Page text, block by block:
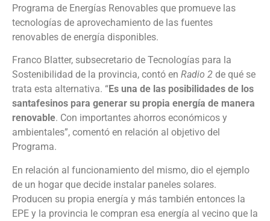
Programa de Energías Renovables que promueve las
tecnologías de aprovechamiento de las fuentes
renovables de energía disponibles.
Franco Blatter, subsecretario de Tecnologías para la
Sostenibilidad de la provincia, contó en Radio 2 de qué se
trata esta alternativa. “Es una de las posibilidades de los
santafesinos para generar su propia energía de manera
renovable. Con importantes ahorros económicos y
ambientales”, comentó en relación al objetivo del
Programa.
En relación al funcionamiento del mismo, dio el ejemplo
de un hogar que decide instalar paneles solares.
Producen su propia energía y más también entonces la
EPE y la provincia le compran esa energía al vecino que la